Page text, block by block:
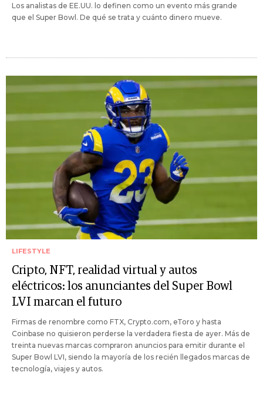
Los analistas de EE.UU. lo definen como un evento más grande
que el Super Bowl. De qué se trata y cuánto dinero mueve.
LIFESTYLE
Cripto, NFT, realidad virtual y autos
eléctricos: los anunciantes del Super Bowl
LVI marcan el futuro
Firmas de renombre como FTX, Crypto.com, eToro y hasta
Coinbase no quisieron perderse la verdadera fiesta de ayer. Más de
treinta nuevas marcas compraron anuncios para emitir durante el
Super Bowl LVI, siendo la mayoría de los recién llegados marcas de
tecnología, viajes y autos.